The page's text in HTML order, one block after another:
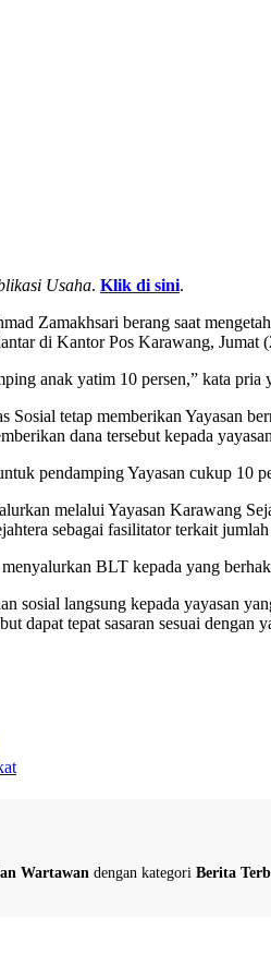
Usaha. Klik di sini.
Zamakhsari berang saat
di Kantor Pos Karawang, Jumat
anak yatim 10 persen,” kata pria
tetap memberikan Yayasan
dana tersebut kepada
pendamping Yayasan cukup 10
melalui Yayasan Karawang
sebagai fasilitator terkait
menyalurkan BLT kepada yang
sosial langsung kepada yayasan
dapat tepat sasaran sesuai dengan
Wartawan dengan kategori Berita